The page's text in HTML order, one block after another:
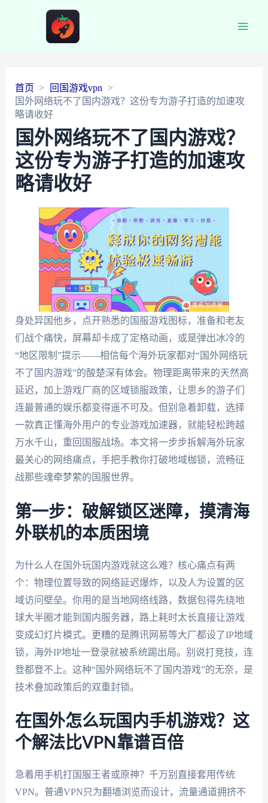
首页
回国游戏vpn
国外网络玩不了国内游戏？这份专为游子打造的加速攻
略请收好
国外网络玩不了国内游戏？
这份专为游子打造的加速攻
略请收好
身处异国他乡，点开熟悉的国服游戏图标，准备和老友
们战个痛快，屏幕却卡成了定格动画，或是弹出冰冷的
“地区限制”提示——相信每个海外玩家都对“国外网络玩
不了国内游戏”的酸楚深有体会。物理距离带来的天然高
延迟，加上游戏厂商的区域锁服政策，让思乡的游子们
连最普通的娱乐都变得遥不可及。但别急着卸载，选择
一款真正懂海外用户的专业游戏加速器，就能轻松跨越
万水千山，重回国服战场。本文将一步步拆解海外玩家
最关心的网络痛点，手把手教你打破地域枷锁，流畅征
战那些魂牵梦萦的国服世界。
第一步：破解锁区迷障，摸清海
外联机的本质困境
为什么人在国外玩国内游戏就这么难？核心痛点有两
个：物理位置导致的网络延迟爆炸，以及人为设置的区
域访问壁垒。你用的是当地网络线路，数据包得先绕地
球大半圈才能到国内服务器，路上耗时太长直接让游戏
变成幻灯片模式。更糟的是腾讯网易等大厂都设了IP地域
锁，海外IP地址一登录就被系统踢出局。别说打竞技，连
登都登不上。这种“国外网络玩不了国内游戏”的无奈，是
技术叠加政策后的双重封锁。
在国外怎么玩国内手机游戏？这
个解法比VPN靠谱百倍
急着用手机打国服王者或原神？千万别直接套用传统
VPN。普通VPN只为翻墙浏览而设计，流量通道拥挤不